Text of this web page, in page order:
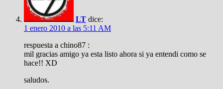
LT dice:
1 enero 2010 a las 5:11 AM
respuesta a chino87 :
mil gracias amigo ya esta listo ahora si ya entendi como se
hace!! XD
saludos.